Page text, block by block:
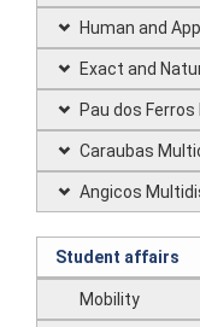
Human and
Exact and
Pau dos
Caraubas
Angicos
Student affairs
Mobility